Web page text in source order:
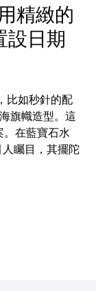
精緻的
設日期
比如秒針的配
旗幟造型。這
在藍寶石水
矚目，其擺陀